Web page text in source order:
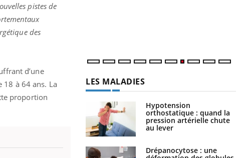
pistes de
des
d’une
18 à 64 ans. La
proportion
LES MALADIES
Hypotension
orthostatique : quand la
pression artérielle chute
au lever
Drépanocytose : une